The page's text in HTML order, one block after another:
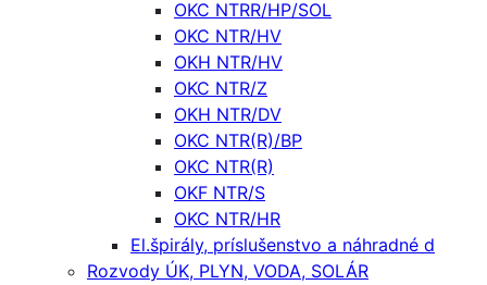
OKC NTRR/HP/SOL
OKC NTR/HV
OKH NTR/HV
OKC NTR/Z
OKH NTR/DV
OKC NTR(R)/BP
OKC NTR(R)
OKF NTR/S
OKC NTR/HR
El.špirály, príslušenstvo a náhradné d
Rozvody ÚK, PLYN, VODA, SOLÁR